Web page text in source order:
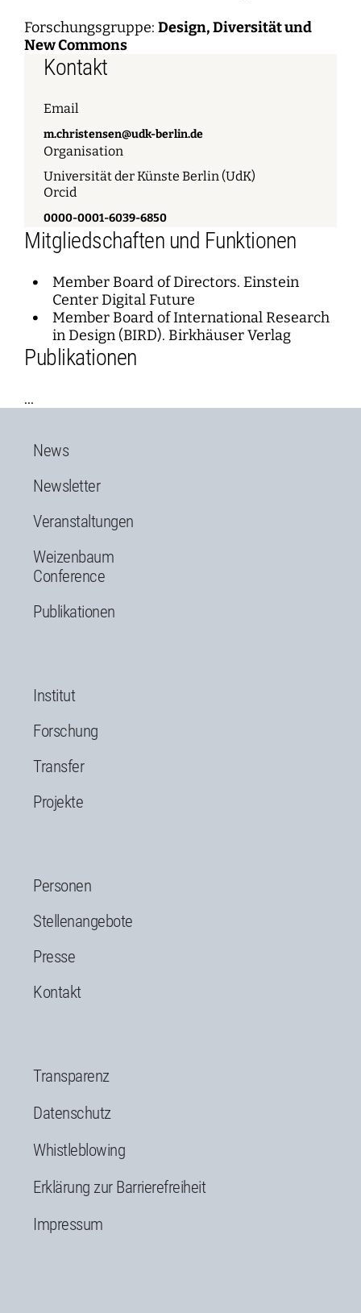
Forschungsgruppe: Design, Diversität und
New Commons
Kontakt
Email
m.christensen@udk-berlin.de
Organisation
Universität der Künste Berlin (UdK)
Orcid
0000-0001-6039-6850
Mitgliedschaften und Funktionen
Member Board of Directors. Einstein
Center Digital Future
Member Board of International Research
in Design (BIRD). Birkhäuser Verlag
Publikationen
...
News
Newsletter
Veranstaltungen
Weizenbaum
Conference
Publikationen
Institut
Forschung
Transfer
Projekte
Personen
Stellenangebote
Presse
Kontakt
Transparenz
Datenschutz
Whistleblowing
Erklärung zur Barrierefreiheit
Impressum